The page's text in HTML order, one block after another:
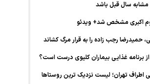
مشابه سال قبل باشد
اکبری مشخص شد+ ویدئو
حمیدرضا رجب زاده را به قرار مرگ کشاند
برنامه غذایی بیماران کلیوی درست است؟
اطراف تهران؛ لیست نزدیک ترین روستاها